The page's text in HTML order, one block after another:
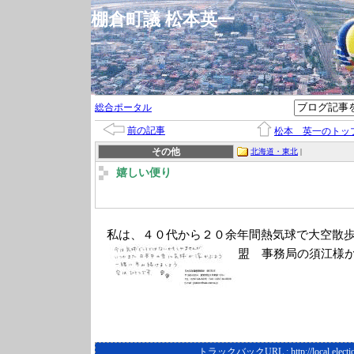
棚倉町議 松本英一
総合ポータル
前の記事
松本 英一のトッ
その他
北海道・東北 |
嬉しい便り
私は、４０代から２０余年間熱気球で大空散
盟 事務局の須江様
トラックバックURL : http://